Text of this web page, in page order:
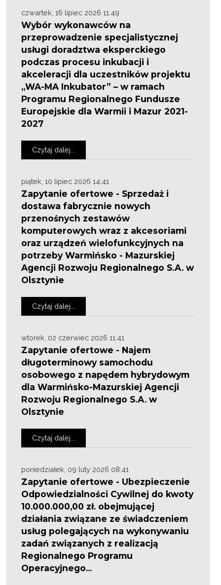
czwartek, 16 lipiec 2026 11:49
Wybór wykonawców na
przeprowadzenie specjalistycznej
usługi doradztwa eksperckiego
podczas procesu inkubacji i
akceleracji dla uczestników projektu
„WA-MA Inkubator” – w ramach
Programu Regionalnego Fundusze
Europejskie dla Warmii i Mazur 2021-
2027
Czytaj dalej...
piątek, 10 lipiec 2026 14:41
Zapytanie ofertowe - Sprzedaż i
dostawa fabrycznie nowych
przenośnych zestawów
komputerowych wraz z akcesoriami
oraz urządzeń wielofunkcyjnych na
potrzeby Warmińsko - Mazurskiej
Agencji Rozwoju Regionalnego S.A. w
Olsztynie
Czytaj dalej...
wtorek, 02 czerwiec 2026 11:41
Zapytanie ofertowe - Najem
długoterminowy samochodu
osobowego z napędem hybrydowym
dla Warmińsko-Mazurskiej Agencji
Rozwoju Regionalnego S.A. w
Olsztynie
Czytaj dalej...
poniedziałek, 09 luty 2026 08:41
Zapytanie ofertowe - Ubezpieczenie
Odpowiedzialności Cywilnej do kwoty
10.000.000,00 zł. obejmującej
działania związane ze świadczeniem
usług polegających na wykonywaniu
zadań związanych z realizacją
Regionalnego Programu
Operacyjnego...